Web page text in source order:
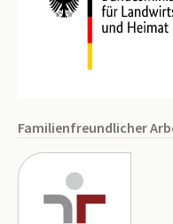
Familienfreundlicher